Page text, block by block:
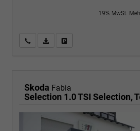
19% MwSt.
Wir rufen Sie anPDF-Fahrzeugexposé drucken
Skoda Fabia